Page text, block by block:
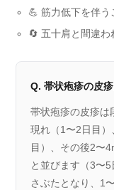
💪 筋力低下を伴う
🔄 五十肩と間違わ
Q. 帯状疱疹の皮
帯状疱疹の皮疹は
現れ（1〜2日目
目）、その後2〜
と並びます（3〜
さぶたとなり、1